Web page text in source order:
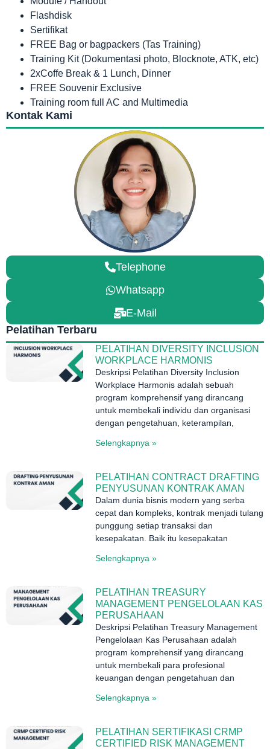
Flashdisk
Sertifikat
FREE Bag or bagpackers (Tas Training)
Training Kit (Dokumentasi photo, Blocknote, ATK, etc)
2xCoffe Break & 1 Lunch, Dinner
FREE Souvenir Exclusive
Training room full AC and Multimedia
Kontak Kami
Telephone
Whatsapp
E-Mail
Pelatihan Terbaru
PELATIHAN DIVERSITY INCLUSION
WORKPLACE HARMONIS
Deskripsi Pelatihan Diversity Inclusion
Workplace Harmonis adalah sebuah
program komprehensif yang dirancang
untuk membekali individu dan organisasi
dengan pengetahuan, keterampilan,
Selengkapnya »
PELATIHAN CONTRACT DRAFTING
PENYUSUNAN KONTRAK AMAN
Dalam dunia bisnis modern yang serba
cepat dan kompleks, kontrak menjadi tulang
punggung setiap transaksi dan
kesepakatan. Baik itu kesepakatan
Selengkapnya »
PELATIHAN TREASURY
MANAGEMENT PENGELOLAAN KAS
PERUSAHAAN
Deskripsi Pelatihan Treasury Management
Pengelolaan Kas Perusahaan adalah
program komprehensif yang dirancang
untuk membekali para profesional
keuangan dengan pengetahuan dan
Selengkapnya »
PELATIHAN SERTIFIKASI CRMP
CERTIFIED RISK MANAGEMENT